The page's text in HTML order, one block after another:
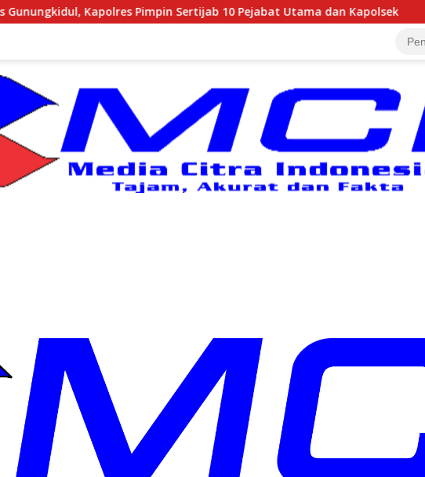
Sertijab 10 Pejabat Utama dan Kapolsek Kodim 0730/